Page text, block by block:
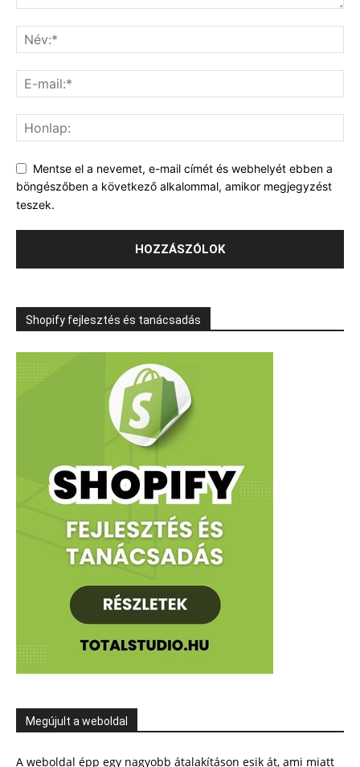
Mentse el a nevemet, e-mail címét és webhelyét ebben a
böngészőben a következő alkalommal, amikor megjegyzést
teszek.
Shopify fejlesztés és tanácsadás
Megújult a weboldal
A weboldal épp egy nagyobb átalakításon esik át, ami miatt